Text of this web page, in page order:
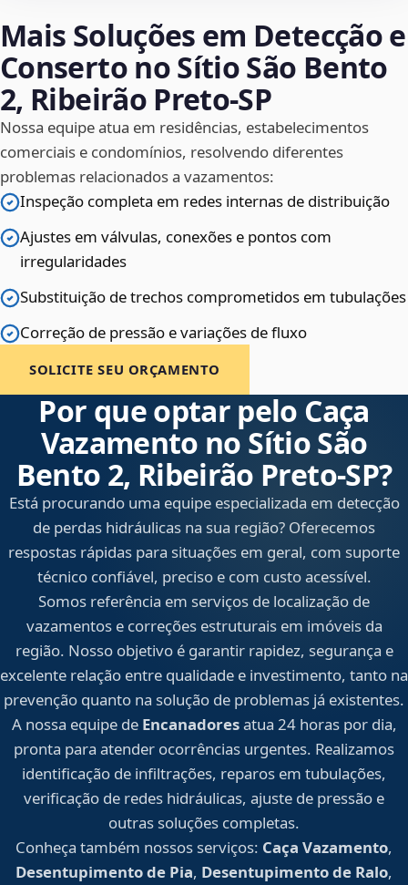
Mais Soluções em Detecção e
Conserto no Sítio São Bento
2, Ribeirão Preto‑SP
Nossa equipe atua em residências, estabelecimentos
comerciais e condomínios, resolvendo diferentes
problemas relacionados a vazamentos:
Inspeção completa em redes internas de distribuição
Ajustes em válvulas, conexões e pontos com
irregularidades
Substituição de trechos comprometidos em tubulações
Correção de pressão e variações de fluxo
SOLICITE SEU ORÇAMENTO
Por que optar pelo Caça
Vazamento no Sítio São
Bento 2, Ribeirão Preto‑SP?
Está procurando uma equipe especializada em detecção
de perdas hidráulicas na sua região? Oferecemos
respostas rápidas para situações em geral, com suporte
técnico confiável, preciso e com custo acessível.
Somos referência em serviços de localização de
vazamentos e correções estruturais em imóveis da
região. Nosso objetivo é garantir rapidez, segurança e
excelente relação entre qualidade e investimento, tanto na
prevenção quanto na solução de problemas já existentes.
A nossa equipe de Encanadoresatua 24 horas por dia,
pronta para atender ocorrências urgentes. Realizamos
identificação de infiltrações, reparos em tubulações,
verificação de redes hidráulicas, ajuste de pressão e
outras soluções completas.
Conheça também nossos serviços: Caça Vazamento,
Desentupimento de Pia, Desentupimento de Ralo,